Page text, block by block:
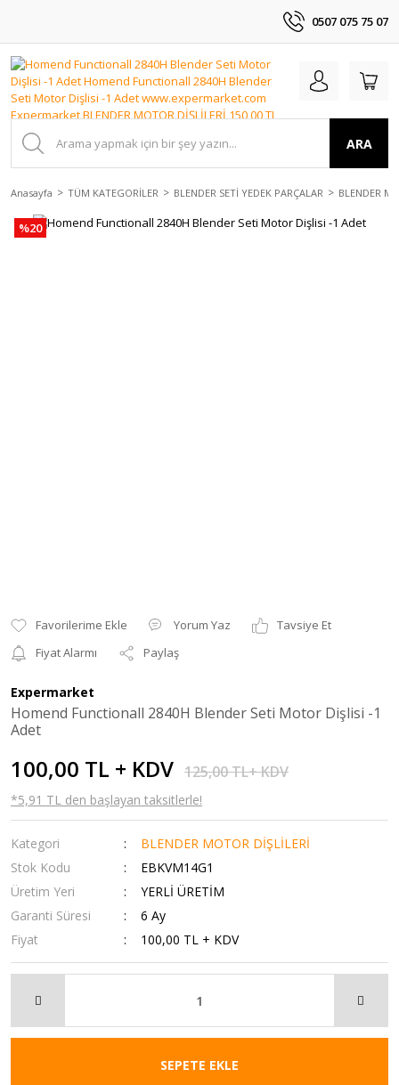
0507 075 75 07
ARA
Anasayfa TÜM KATEGORİLER BLENDER SETİ YEDEK PARÇALAR BLENDER
%20
Yorum Yaz
Tavsiye Et
Fiyat Alarmı
Paylaş
Expermarket
Homend Functionall 2840H Blender Seti Motor Dişlisi -1
Adet
100,00 TL + KDV 125,00 TL+ KDV
*5,91 TL den başlayan taksitlerle!
Kategori
BLENDER MOTOR DİŞLİLERİ
Stok Kodu
EBKVM14G1
Üretim Yeri
YERLİ ÜRETİM
Garanti Süresi
6 Ay
Fiyat
100,00 TL + KDV
SEPETE EKLE